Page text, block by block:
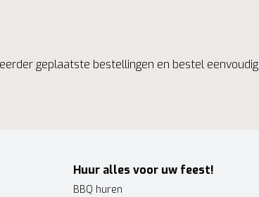
geplaatste bestellingen en bestel eenvoudig
Huur alles voor uw feest!
BBQ huren